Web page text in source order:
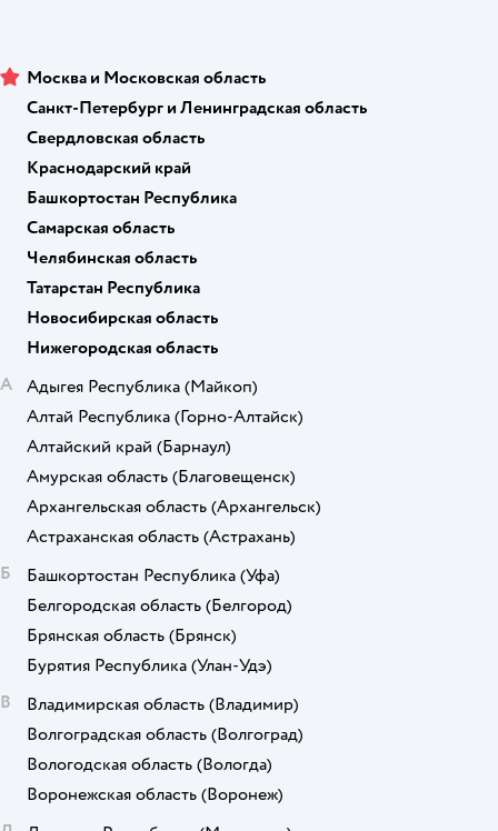
Москва и Московская область
Санкт-Петербург и Ленинградская область
Свердловская область
Краснодарский край
Башкортостан Республика
Самарская область
Челябинская область
Татарстан Республика
Новосибирская область
Нижегородская область
А
Адыгея Республика (Майкоп)
Алтай Республика (Горно-Алтайск)
Алтайский край (Барнаул)
Амурская область (Благовещенск)
Архангельская область (Архангельск)
Астраханская область (Астрахань)
Б
Башкортостан Республика (Уфа)
Белгородская область (Белгород)
Брянская область (Брянск)
Бурятия Республика (Улан-Удэ)
В
Владимирская область (Владимир)
Волгоградская область (Волгоград)
Вологодская область (Вологда)
Воронежская область (Воронеж)